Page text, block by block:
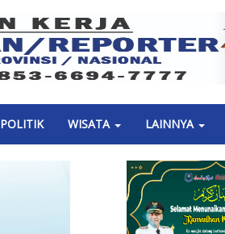
POLITIK WISATA LAINNYA